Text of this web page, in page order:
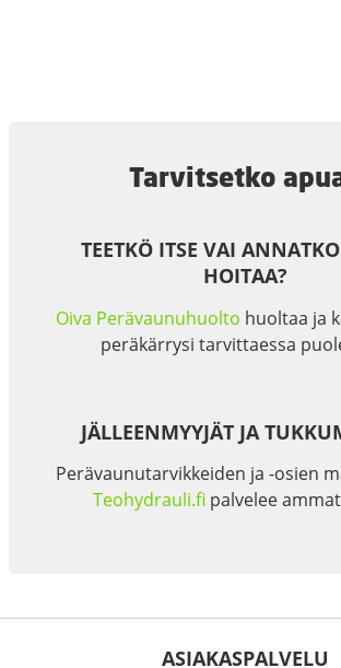
Tarvitsetko
TEETKÖ ITSE VAI
HOITAA?
Oiva Perävaunuhuolto huoltaa ja
peräkärrysi tarvittaessa
JÄLLEENMYYJÄT JA
Perävaunutarvikkeiden ja -osien
Teohydrauli.fi palvelee
ASIAKASPALVELU